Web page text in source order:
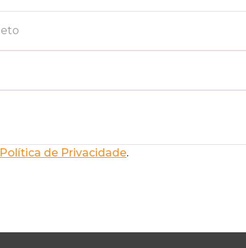
Política de Privacidade.